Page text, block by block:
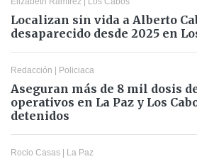
Localizan sin vida a Alberto
desaparecido desde 2025 en
Redacción | Policiaca
Aseguran más de 8 mil dosis
operativos en La Paz y Los
detenidos
Rocio Casas | La Paz